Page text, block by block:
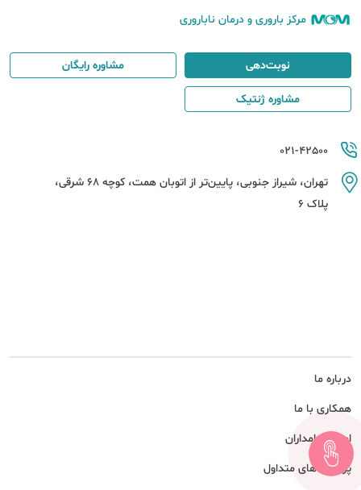
مرکز باروری و درمان ناباروری
درباره ما
همکاری با ما
امور سهامداران
پرسش های متداول
021-42500
تهران، شیراز جنوبی، پایین‌تر از اتوبان همت، کوچه 68 شرقی،
پلاک 6
نوبت‌دهی مشاوره رایگان
مشاوره ژنتیک